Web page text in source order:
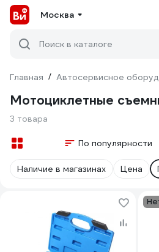
Москва
Поиск в каталоге
Главная / Автосервисное
Мотоциклетные
3 товара
По популярности
Наличие в магазинах Цена